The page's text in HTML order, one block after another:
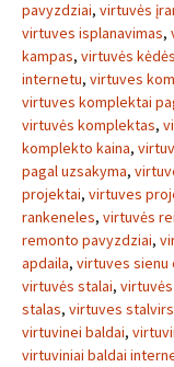
pavyzdziai, virtuvės
virtuves isplanavimas,
kampas, virtuvės kėdės
internetu, virtuves
virtuves komplektai
virtuvės komplektas,
komplekto kaina,
pagal uzsakyma,
projektai, virtuves
rankeneles, virtuvės
remonto pavyzdziai,
apdaila, virtuves sienu
virtuvės stalai,
stalas, virtuves
virtuvinei baldai,
virtuviniai baldai